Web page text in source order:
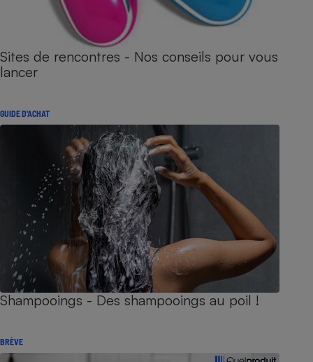
Sites de rencontres - Nos conseils pour vous
lancer
GUIDE D'ACHAT
Shampooings - Des shampooings au poil !
BRÈVE